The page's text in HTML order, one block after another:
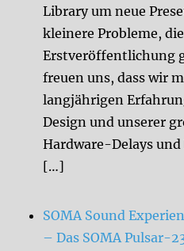
Library um neue
kleinere Probleme,
Erstveröffentlichung
freuen uns, dass wir
langjährigen
Design und unserer
Hardware-Delays
[…]
SOMA Sound
– Das SOMA Pulsar-